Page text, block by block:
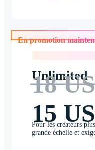
En promotion maintenant !
Unlimited
18
15
Pour les créateurs
grande échelle et